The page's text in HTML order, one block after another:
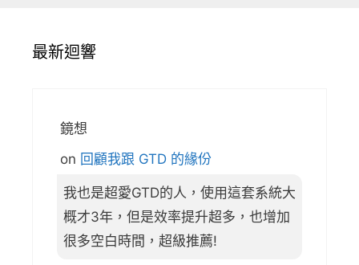
最新迴響
鏡想
on 回顧我跟 GTD 的緣份
我也是超愛GTD的人，使用這套系統大
概才3年，但是效率提升超多，也增加
很多空白時間，超級推薦!